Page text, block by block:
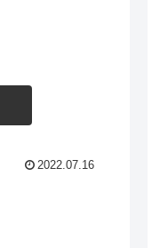
2022.07.16